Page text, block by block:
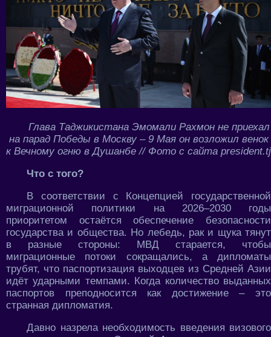
Глава Таджикистана Эмомали Рахмон не приехал
на парад Победы в Москву – 9 Мая он возложил венок
к Вечному огню в Душанбе // Фото с сайта president.tj
Что с того?
В соответствии с Концепцией государственной
миграционной политики на 2026–2030 годы
приоритетом остаётся обеспечение безопасности
государства и общества. Но лебедь, рак и щука тянут
в разные стороны: МВД старается, чтобы
миграционные потоки сокращались, а дипломаты
трубят, что паспортизация выходцев из Средней Азии
идёт ударными темпами. Когда количество выданных
паспортов преподносится как достижение – это
странная дипломатия.
Давно назрела необходимость введения визового